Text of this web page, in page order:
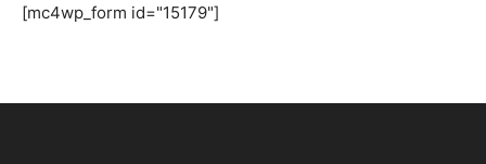
[mc4wp_form id="15179"]